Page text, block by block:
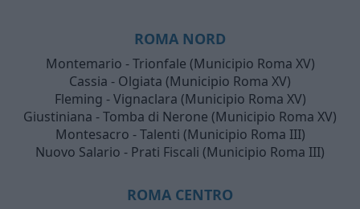
ROMA NORD
Montemario - Trionfale (Municipio Roma XV)
Cassia - Olgiata (Municipio Roma XV)
Fleming - Vignaclara (Municipio Roma XV)
Giustiniana - Tomba di Nerone (Municipio Roma XV)
Montesacro - Talenti (Municipio Roma III)
Nuovo Salario - Prati Fiscali (Municipio Roma III)
ROMA CENTRO